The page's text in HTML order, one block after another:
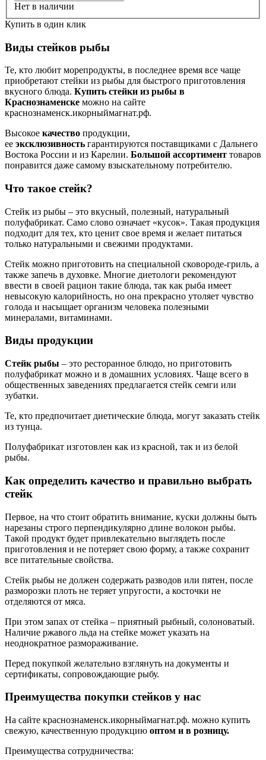
Нет в наличии
Купить в один клик
Виды стейков рыбы
Те, кто любит морепродукты, в последнее время все чаще
приобретают стейки из рыбы для быстрого приготовления
вкусного блюда. Купить стейки из рыбы в
Краснознаменске можно на сайте
краснознаменск.икорныймагнат.рф.
Высокое качество продукции,
ее эксклюзивность гарантируются поставщиками с Дальнего
Востока России и из Карелии. Большой ассортимент товаров
понравится даже самому взыскательному потребителю.
Что такое стейк?
Стейк из рыбы – это вкусный, полезный, натуральный
полуфабрикат. Само слово означает «кусок». Такая продукция
подходит для тех, кто ценит свое время и желает питаться
только натуральными и свежими продуктами.
Стейк можно приготовить на специальной сковороде-гриль, а
также запечь в духовке. Многие диетологи рекомендуют
ввести в своей рацион такие блюда, так как рыба имеет
невысокую калорийность, но она прекрасно утоляет чувство
голода и насыщает организм человека полезными
минералами, витаминами.
Виды продукции
Стейк рыбы – это ресторанное блюдо, но приготовить
полуфабрикат можно и в домашних условиях. Чаще всего в
общественных заведениях предлагается стейк семги или
зубатки.
Те, кто предпочитает диетические блюда, могут заказать стейк
из тунца.
Полуфабрикат изготовлен как из красной, так и из белой
рыбы.
Как определить качество и правильно выбрать
стейк
Первое, на что стоит обратить внимание, куски должны быть
нарезаны строго перпендикулярно длине волокон рыбы.
Такой продукт будет привлекательно выглядеть после
приготовления и не потеряет свою форму, а также сохранит
все питательные свойства.
Стейк рыбы не должен содержать разводов или пятен, после
разморозки плоть не теряет упругости, а косточки не
отделяются от мяса.
При этом запах от стейка – приятный рыбный, солоноватый.
Наличие ржавого льда на стейке может указать на
неоднократное размораживание.
Перед покупкой желательно взглянуть на документы и
сертификаты, сопровождающие рыбу.
Преимущества покупки стейков у нас
На сайте краснознаменск.икорныймагнат.рф. можно купить
свежую, качественную продукцию оптом и в розницу.
Преимущества сотрудничества: